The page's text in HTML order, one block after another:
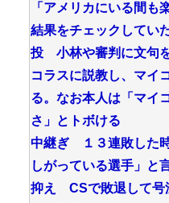
「アメリカにいる間も
結果をチェックしてい
投 小林や審判に文句
コラスに説教し、マイ
る。なお本人は「マイ
さ」とトボける
中継ぎ １３連敗した
しがっている選手」と
抑え CSで敗退して号